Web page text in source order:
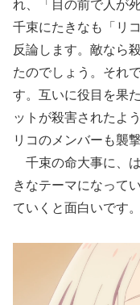
れ、「目の前で人が
千束にたきなも「リ
反論します。敵なら
たのでしょう。それ
す。互いに役目を果
ットが殺害されたよ
リコのメンバーも襲
千束の命大事に、
きなテーマになって
ていくと面白いです。